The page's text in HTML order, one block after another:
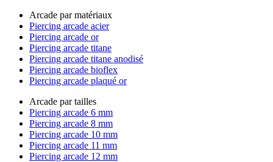
Arcade par matériaux
Piercing arcade acier
Piercing arcade or
Piercing arcade titane
Piercing arcade titane anodisé
Piercing arcade bioflex
Piercing arcade plaqué or
Arcade par tailles
Piercing arcade 6 mm
Piercing arcade 8 mm
Piercing arcade 10 mm
Piercing arcade 11 mm
Piercing arcade 12 mm